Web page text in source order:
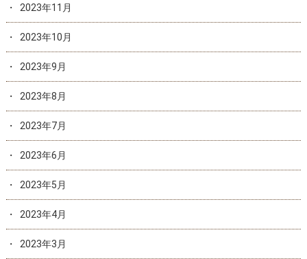
2023年11月
2023年10月
2023年9月
2023年8月
2023年7月
2023年6月
2023年5月
2023年4月
2023年3月